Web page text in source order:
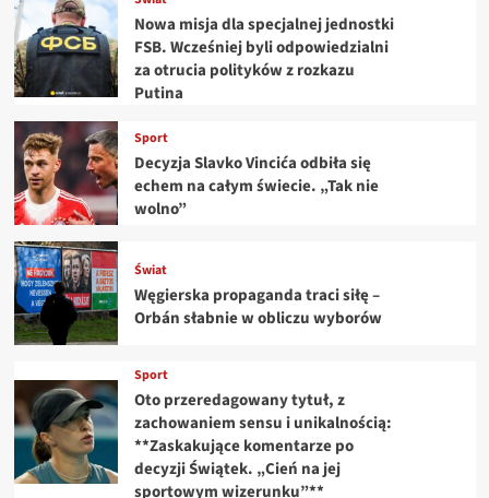
Nowa misja dla specjalnej jednostki
FSB. Wcześniej byli odpowiedzialni
za otrucia polityków z rozkazu
Putina
Sport
Decyzja Slavko Vincića odbiła się
echem na całym świecie. „Tak nie
wolno”
Świat
Węgierska propaganda traci siłę –
Orbán słabnie w obliczu wyborów
Sport
Oto przeredagowany tytuł, z
zachowaniem sensu i unikalnością:
**Zaskakujące komentarze po
decyzji Świątek. „Cień na jej
sportowym wizerunku”**